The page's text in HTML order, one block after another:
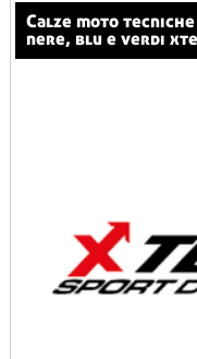
calze moto tecniche sportive invernali compression
nere, blu e verdi